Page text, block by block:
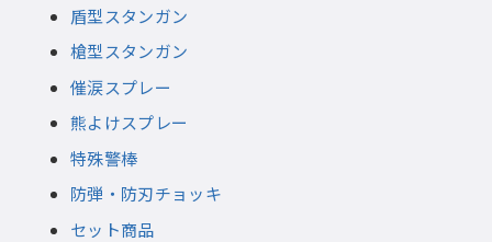
盾型スタンガン
槍型スタンガン
催涙スプレー
熊よけスプレー
特殊警棒
防弾・防刃チョッキ
セット商品